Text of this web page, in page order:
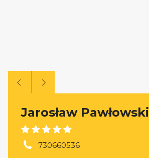
Jarosław Pawłowski
730660536